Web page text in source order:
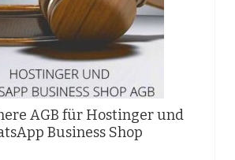
AGB für Hostinger und
Business Shop